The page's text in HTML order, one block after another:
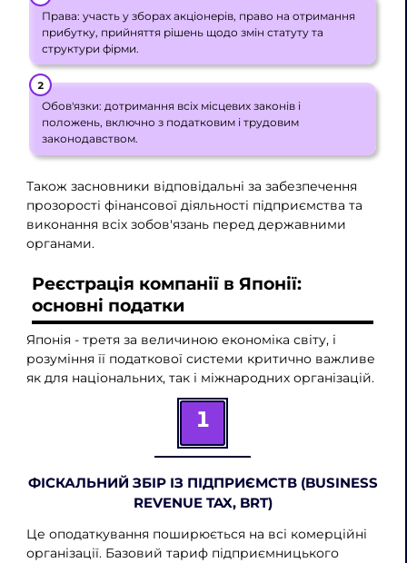
Права: участь у зборах акціонерів, право на отримання
прибутку, прийняття рішень щодо змін статуту та
структури фірми.
Обов'язки: дотримання всіх місцевих законів і
положень, включно з податковим і трудовим
законодавством.
Також засновники відповідальні за забезпечення
прозорості фінансової діяльності підприємства та
виконання всіх зобов'язань перед державними
органами.
Реєстрація компанії в Японії:
основні податки
Японія - третя за величиною економіка світу, і
розуміння її податкової системи критично важливе
як для національних, так і міжнародних організацій.
1
ФІСКАЛЬНИЙ ЗБІР ІЗ ПІДПРИЄМСТВ (BUSINESS
REVENUE TAX, BRT)
Це оподаткування поширюється на всі комерційні
організації. Базовий тариф підприємницького